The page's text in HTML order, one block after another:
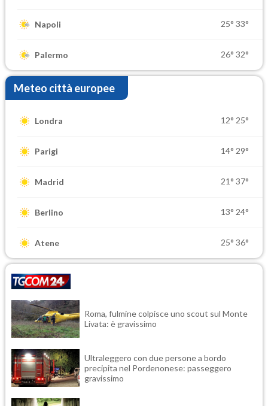
Napoli 25° 33°
Palermo 26° 32°
Meteo città europee
Londra 12° 25°
Parigi 14° 29°
Madrid 21° 37°
Berlino 13° 24°
Atene 25° 36°
Roma, fulmine colpisce uno scout sul Monte
Livata: è gravissimo
Ultraleggero con due persone a bordo
precipita nel Pordenonese: passeggero
gravissimo